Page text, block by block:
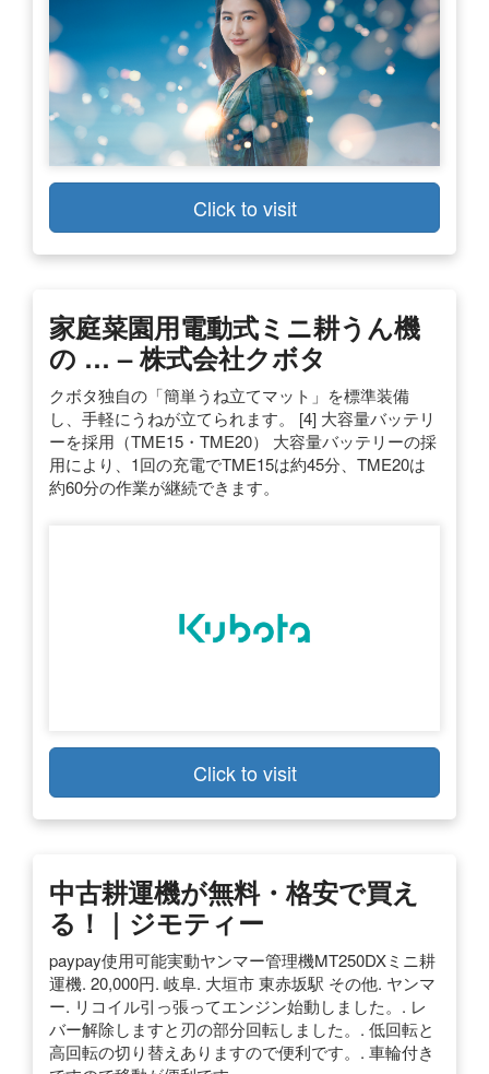
Click to visit
家庭菜園用電動式ミニ耕うん機
の … – 株式会社クボタ
クボタ独自の「簡単うね立てマット」を標準装備
し、手軽にうねが立てられます。 [4] 大容量バッテリ
ーを採用（TME15・TME20） 大容量バッテリーの採
用により、1回の充電でTME15は約45分、TME20は
約60分の作業が継続できます。
Click to visit
中古耕運機が無料・格安で買え
る！｜ジモティー
paypay使用可能実動ヤンマー管理機MT250DXミニ耕
運機. 20,000円. 岐阜. 大垣市 東赤坂駅 その他. ヤンマ
ー. リコイル引っ張ってエンジン始動しました。. レ
バー解除しますと刃の部分回転しました。. 低回転と
高回転の切り替えありますので便利です。. 車輪付き